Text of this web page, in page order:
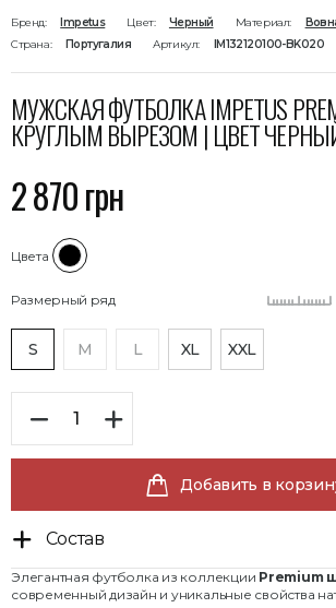
Бренд: Impetus Цвет: Черный Материал:
Страна:
Португалия Артикул: IM132120100-BK020
МУЖСКАЯ ФУТБОЛКА IMPETUS
КРУГЛЫМ ВЫРЕЗОМ | ЦВЕТ
2 870 грн
Цвета
Размерный ряд
S M L XL XXL
Добавить в
Состав
Элегантная футболка из коллекции Premium
современный дизайн и уникальные свойства